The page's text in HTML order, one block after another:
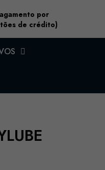
por
de crédito)